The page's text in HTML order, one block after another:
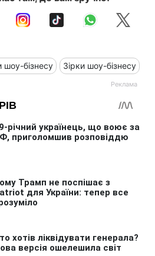
шоу-бізнесу Зірки шоу-бізнесу